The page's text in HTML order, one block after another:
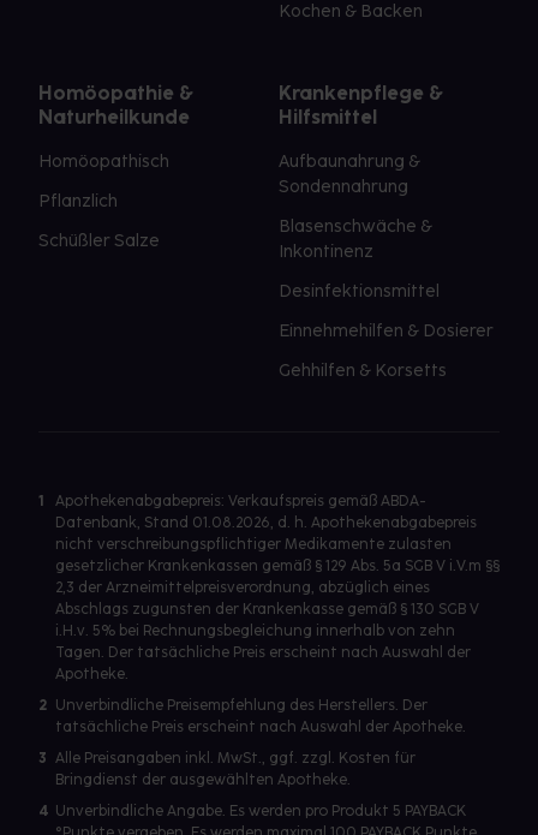
Kochen & Backen
Homöopathie &
Naturheilkunde
Homöopathisch
Pflanzlich
Schüßler Salze
Krankenpflege &
Hilfsmittel
Aufbaunahrung &
Sondennahrung
Blasenschwäche &
Inkontinenz
Desinfektionsmittel
Einnehmehilfen & Dosierer
Gehhilfen & Korsetts
1
Apothekenabgabepreis: Verkaufspreis gemäß ABDA-
Datenbank, Stand 01.08.2026, d. h. Apothekenabgabepreis
nicht verschreibungspflichtiger Medikamente zulasten
gesetzlicher Krankenkassen gemäß § 129 Abs. 5a SGB V i.V.m §§
2,3 der Arzneimittelpreisverordnung, abzüglich eines
Abschlags zugunsten der Krankenkasse gemäß § 130 SGB V
i.H.v. 5% bei Rechnungsbegleichung innerhalb von zehn
Tagen. Der tatsächliche Preis erscheint nach Auswahl der
Apotheke.
2 Unverbindliche Preisempfehlung des Herstellers. Der
tatsächliche Preis erscheint nach Auswahl der Apotheke.
3 Alle Preisangaben inkl. MwSt., ggf. zzgl. Kosten für
Bringdienst der ausgewählten Apotheke.
4 Unverbindliche Angabe. Es werden pro Produkt 5 PAYBACK